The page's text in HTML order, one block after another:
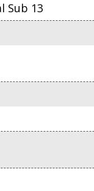
Sub 13